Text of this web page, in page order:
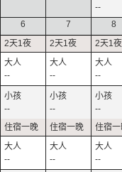
--
6
--
--
--
7
--
--
--
8
--
--
--